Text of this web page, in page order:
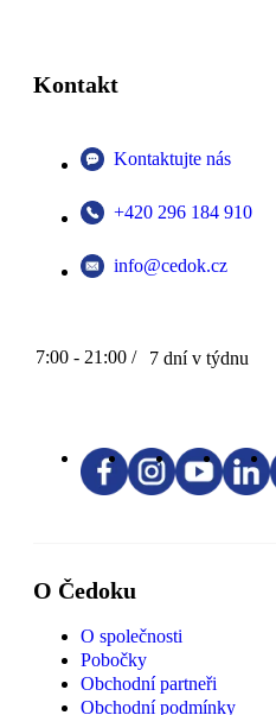
Kontakt
Kontaktujte nás
+420 296 184 910
info@cedok.cz
7:00 - 21:00 / 7 dní v týdnu
O Čedoku
O společnosti
Pobočky
Obchodní partneři
Obchodní podmínky